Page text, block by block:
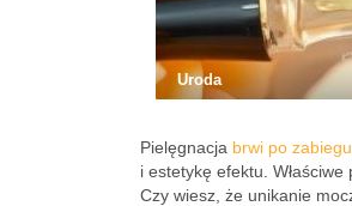
Uroda
Pielęgnacja brwi po zabiegu
i estetykę efektu.
Czy wiesz, że unikanie